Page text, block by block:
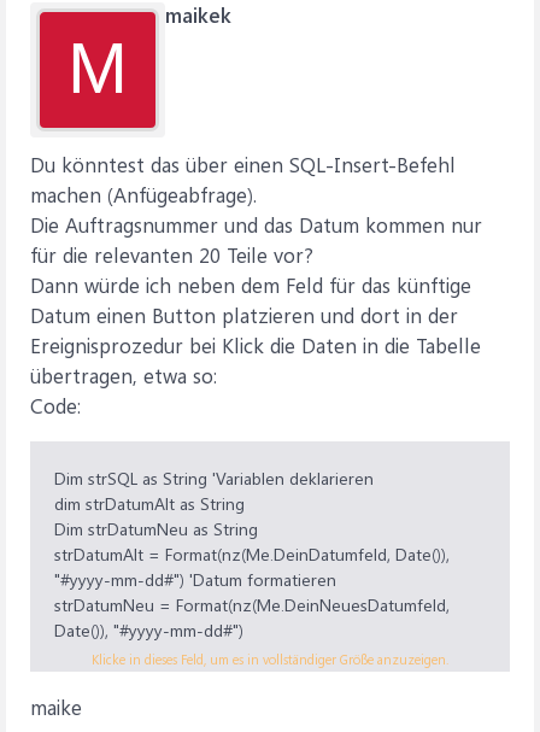
M
maikek
Du könntest das über einen SQL-Insert-Befehl
machen (Anfügeabfrage).
Die Auftragsnummer und das Datum kommen nur
für die relevanten 20 Teile vor?
Dann würde ich neben dem Feld für das künftige
Datum einen Button platzieren und dort in der
Ereignisprozedur bei Klick die Daten in die Tabelle
übertragen, etwa so:
Code:
Dim strSQL as String 'Variablen deklarieren
dim strDatumAlt as String
Dim strDatumNeu as String
strDatumAlt = Format(nz(Me.DeinDatumfeld, Date()),
"#yyyy-mm-dd#") 'Datum formatieren
strDatumNeu = Format(nz(Me.DeinNeuesDatumfeld,
Date()), "#yyyy-mm-dd#")
strSQL = INSERT INTO DeineTabelle (PDatum, AuftrNr,
Teilenummer FROM DeineTabelle WHERE PDatum = " &
Klicke in dieses Feld, um es in vollständiger Größe anzuzeigen.
maike